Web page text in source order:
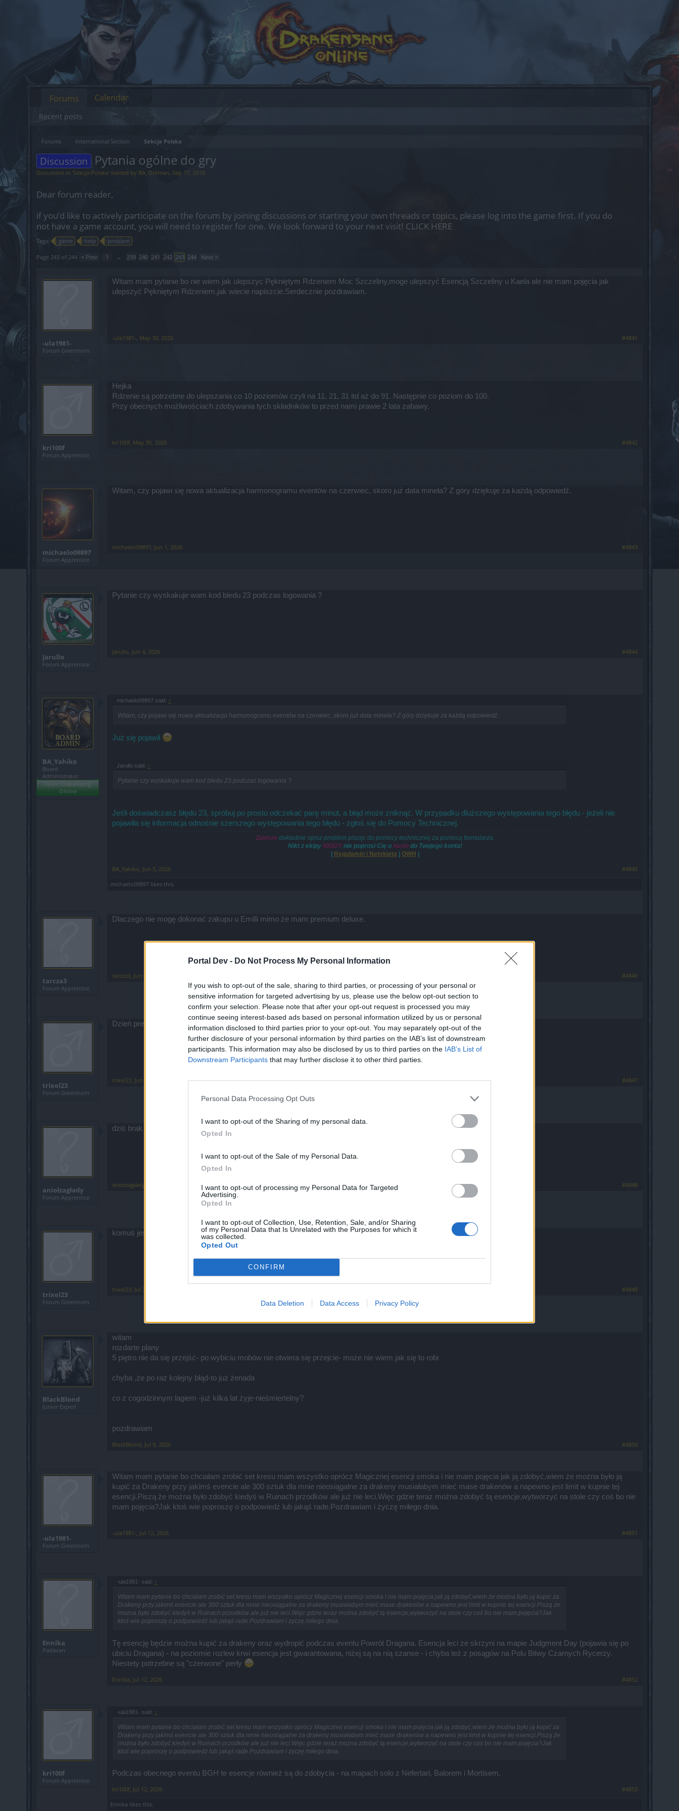
Portal Dev - Do Not Process My Personal Information
If you wish to opt-out of the sale, sharing to third parties, or processing of your personal or
sensitive information for targeted advertising by us, please use the below opt-out section to
confirm your selection. Please note that after your opt-out request is processed you may
continue seeing interest-based ads based on personal information utilized by us or personal
information disclosed to third parties prior to your opt-out. You may separately opt-out of the
further disclosure of your personal information by third parties on the IAB’s list of downstream
participants. This information may also be disclosed by us to third parties on the IAB’s List of
Downstream Participants that may further disclose it to other third parties.
Personal Data Processing Opt Outs
I want to opt-out of the Sharing of my personal data.
Opted In
I want to opt-out of the Sale of my Personal Data.
Opted In
I want to opt-out of processing my Personal Data for Targeted
Advertising.
Opted In
I want to opt-out of Collection, Use, Retention, Sale, and/or Sharing
of my Personal Data that Is Unrelated with the Purposes for which it
was collected.
Opted Out
CONFIRM
Data Deletion Data Access Privacy Policy
Forums International Section Sekcja Polska
Discussion Pytania ogólne do gry
Discussion in 'Sekcja Polska' started by BA_Oldman, Sep 17, 2019.
Dear forum reader,
if you’d like to actively participate on the forum by joining discussions or starting your own threads or topics, please log into the game first. If you do
not have a game account, you will need to register for one. We look forward to your next visit! CLICK HERE
Tags: game help problem
Page 243 of 244 < Prev 1 ← 239 240 241 242 243 244 Next >
-ula1981-
Forum Greenhorn
Witam mam pytanie bo nie wiem jak ulepszyc Pękniętym Rdzeniem Moc Szczeliny,moge ulepszyć Esencją Szczeliny u Kaela ale nie mam pojęcia jak
ulepszyć Pękniętym Rdzeniem,jak wiecie napiszcie.Serdecznie pozdrawiam.
-ula1981-, May 30, 2026 #4841
kri100f
Forum Apprentice
Hejka
Rdzenie są potrzebne do ulepszania co 10 poziomów czyli na 11, 21, 31 itd aż do 91. Następnie co poziom do 100.
Przy obecnych możliwościach zdobywania tych składników to przed nami prawie 2 lata zabawy.
kri100f, May 30, 2026 #4842
michaelo09897
Forum Apprentice
Witam, czy pojawi się nowa aktualizacja harmonogramu eventów na czerwiec, skoro już data mineła? Z góry dziękuje za każdą odpowiedź.
michaelo09897, Jun 1, 2026 #4843
Jarullo
Forum Apprentice
Pytanie czy wyskakuje wam kod bledu 23 podczas logowania ?
Jarullo, Jun 4, 2026 #4844
BA_Yahiko
Board
Administrator
Team Drakensang
Online
michaelo09897 said: ↑
Witam, czy pojawi się nowa aktualizacja harmonogramu eventów na czerwiec, skoro już data mineła? Z góry dziękuje za każdą odpowiedź.
Już się pojawił
Jarullo said: ↑
Pytanie czy wyskakuje wam kod bledu 23 podczas logowania ?
Jeśli doświadczasz błędu 23, spróbuj po prostu odczekać parę minut, a błąd może zniknąć. W przypadku dluższego występowania tego błędu - jeżeli nie
pojawiła się informacja odnośnie szerszego występowania tego błędu - zgłoś się do Pomocy Technicznej.
Zawsze dokładnie opisz problem pisząc do pomocy technicznej za pomocą formularza.
Nikt z ekipy NIGDY nie poprosi Cię o hasło do Twojego konta!
Regulamin i Netykieta| OWH
BA_Yahiko Jun 5, 2026
#4845
michaelo09897 likes this.
tarcza3
Forum Apprentice
Dlaczego nie mogę dokonać zakupu u Emilli mimo że mam premium deluxe.
tarcza3 Jun 6, 2026 #4846
trixel23
Forum Greenhorn
Dzień premium będzie jak kanały przeciągany o miesiąc?
trixel23 Jun 6, 2026 #4847
aniołzagłady
Forum Apprentice
dziś brak możliwości zakupu w sklepie pakietu za 7,99 [ten limitowany raz dziennie z kanałów ]
aniołzagłady #4848
trixel23
Forum Greenhorn
komuś jeszcze znikneli bandyci z zakładek zadań? bo to już 3 dzień jak nie ma możliwości ich robić....
trixel23 Jul 2, 2026 #4849
BlackBlond
Junior Expert
witam
rozdarte plany
5 piętro nie da się przejść- po wybiciu mobów nie otwiera się przejcie- może nie wiem jak się to robi
chyba ,że po raz kolejny błąd-to już żenada
co z cogodzinnym lagiem -już kilka lat żyje-nieśmiertelny?
pozdrawiam
BlackBlond Jul 9, 2026 #4850
-ula1981-
Forum Greenhorn
Witam mam pytanie bo chciałam zrobić set kresu mam wszystko oprócz Magicznej esencji smoka i nie mam pojęcia jak ją zdobyć,wiem że można było ją
kupić za Drakeny przy jakimś evencie ale 300 sztuk dla mnie nieosiągalne za drakeny musiałabym mieć mase drakenów a napewno jest limit w kupnie tej
esencji.Piszą że można było zdobyć kiedyś w Ruinach przodków ale już nie leci.Więc gdzie teraz można zdobyć tą esencje,wytworzyć na stole czy coś bo nie
mam pojęcia?Jak ktoś wie poproszę o podpowiedż lub jakąś rade.Pozdrawiam i życzę miłego dnia.
-ula1981- Jul 12, 2026 #4851
Ennika
Padavan
-ula1981- said: ↑
Witam mam pytanie bo chciałam zrobić set kresu mam wszystko oprócz Magicznej esencji smoka i nie mam pojęcia jak ją zdobyć,wiem że można było ją kupić za
Drakeny przy jakimś evencie ale 300 sztuk dla mnie nieosiągalne za drakeny musiałabym mieć mase drakenów a napewno jest limit w kupnie tej esencji.Piszą że
można było zdobyć kiedyś w Ruinach przodków ale już nie leci.Więc gdzie teraz można zdobyć tą esencje,wytworzyć na stole czy coś bo nie mam pojęcia?Jak
ktoś wie poproszę o podpowiedż lub jakąś rade.Pozdrawiam i życzę miłego dnia.
Tę esencję będzie można kupić za drakeny oraz wydropić podczas eventu Powrót Dragana. Esencja leci ze skrzyni na mapie Judgment Day (pojawia się po
ubiciu Dragana) - na poziomie rozlew krwi esencja jest gwarantowana, niżej są na nią szanse - i chyba też z posągów na Polu Bitwy Czarnych Rycerzy.
Niestety potrzebne są "czerwone" perły
Ennika Jul 12, 2026 #4852
kri100f
Forum Apprentice
-ula1981- said: ↑
Witam mam pytanie bo chciałam zrobić set kresu mam wszystko oprócz Magicznej esencji smoka i nie mam pojęcia jak ją zdobyć,wiem że można było ją kupić za
Drakeny przy jakimś evencie ale 300 sztuk dla mnie nieosiągalne za drakeny musiałabym mieć mase drakenów a napewno jest limit w kupnie tej esencji.Piszą że
można było zdobyć kiedyś w Ruinach przodków ale już nie leci.Więc gdzie teraz można zdobyć tą esencje,wytworzyć na stole czy coś bo nie mam pojęcia?Jak
ktoś wie poproszę o podpowiedż lub jakąś rade.Pozdrawiam i życzę miłego dnia.
Podczas obecnego eventu BGH te esencje również są do zdobycia - na mapach solo z Nefertari, Balorem i Mortisem.
kri100f, Jul 12, 2026
#4853
Ennika likes this.
Forums
Recent posts
Calendar